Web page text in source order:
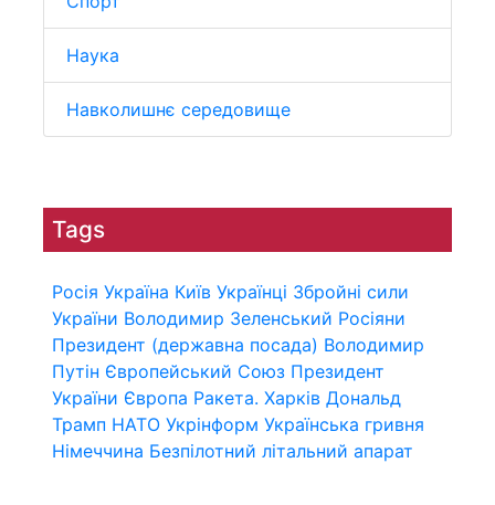
Наука
Навколишнє середовище
Tags
Росія Україна Київ Українці Збройні сили
України Володимир Зеленський Росіяни
Президент (державна посада) Володимир
Путін Європейський Союз Президент
України Європа Ракета. Харків Дональд
Трамп НАТО Укрінформ Українська гривня
Німеччина Безпілотний літальний апарат